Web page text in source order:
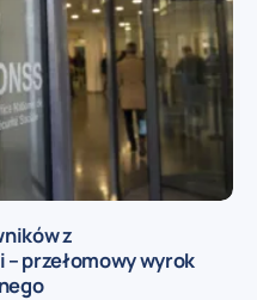
z
przełomowy wyrok